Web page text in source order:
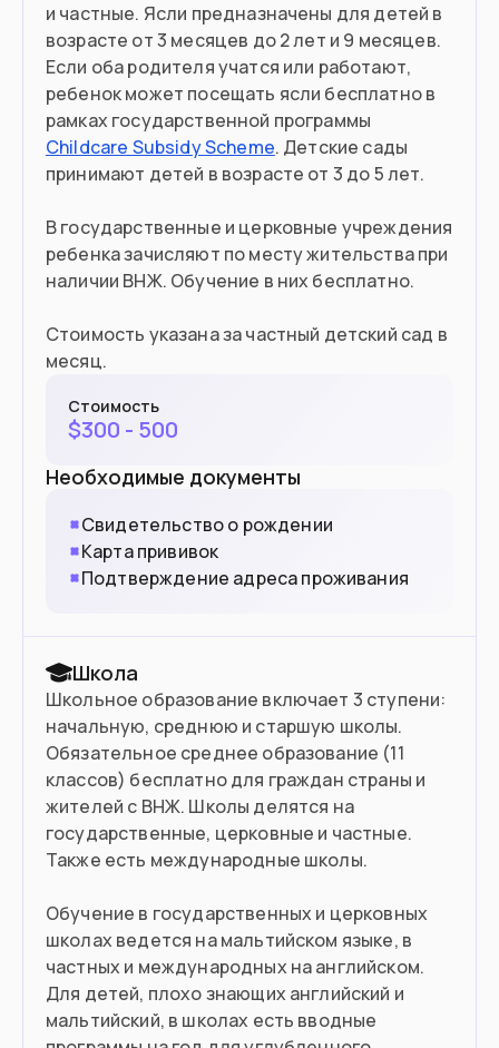
и частные. Ясли предназначены для детей в
возрасте от 3 месяцев до 2 лет и 9 месяцев.
Если оба родителя учатся или работают,
ребенок может посещать ясли бесплатно в
рамках государственной программы
Childcare Subsidy Scheme. Детские сады
принимают детей в возрасте от 3 до 5 лет.
В государственные и церковные учреждения
ребенка зачисляют по месту жительства при
наличии ВНЖ. Обучение в них бесплатно.
Стоимость указана за частный детский сад в
месяц.
Стоимость
$300 - 500
Необходимые документы
Свидетельство о рождении
Карта прививок
Подтверждение адреса проживания
Школа
Школьное образование включает 3 ступени:
начальную, среднюю и старшую школы.
Обязательное среднее образование (11
классов) бесплатно для граждан страны и
жителей с ВНЖ. Школы делятся на
государственные, церковные и частные.
Также есть международные школы.
Обучение в государственных и церковных
школах ведется на мальтийском языке, в
частных и международных на английском.
Для детей, плохо знающих английский и
мальтийский, в школах есть вводные